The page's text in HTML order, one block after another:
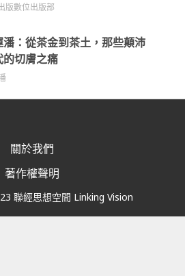
版數位出版部
潘：從茶金到茶土，那些顛沛
的切膚之痛
關於我們
著作權聲明
聯經思想空間 Linking Vision